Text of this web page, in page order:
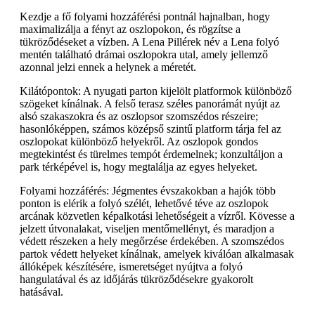
Kezdje a fő folyami hozzáférési pontnál hajnalban, hogy
maximalizálja a fényt az oszlopokon, és rögzítse a
tükröződéseket a vízben. A Lena Pillérek név a Lena folyó
mentén található drámai oszlopokra utal, amely jellemző
azonnal jelzi ennek a helynek a méretét.
Kilátópontok: A nyugati parton kijelölt platformok különböző
szögeket kínálnak. A felső terasz széles panorámát nyújt az
alsó szakaszokra és az oszlopsor szomszédos részeire;
hasonlóképpen, számos középső szintű platform tárja fel az
oszlopokat különböző helyekről. Az oszlopok gondos
megtekintést és türelmes tempót érdemelnek; konzultáljon a
park térképével is, hogy megtalálja az egyes helyeket.
Folyami hozzáférés: Jégmentes évszakokban a hajók több
ponton is elérik a folyó szélét, lehetővé téve az oszlopok
arcának közvetlen képalkotási lehetőségeit a vízről. Kövesse a
jelzett útvonalakat, viseljen mentőmellényt, és maradjon a
védett részeken a hely megőrzése érdekében. A szomszédos
partok védett helyeket kínálnak, amelyek kiválóan alkalmasak
állóképek készítésére, ismeretséget nyújtva a folyó
hangulatával és az időjárás tükröződésekre gyakorolt
hatásával.